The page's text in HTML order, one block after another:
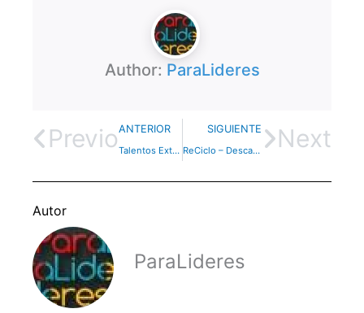
Author: ParaLideres
PrevioANTERIOR
Talentos Extraordinarios – Video
SIGUIENTE
ReCiclo – Descarga PDF grátis de concordancia para la Biblia Next
Autor
ParaLideres